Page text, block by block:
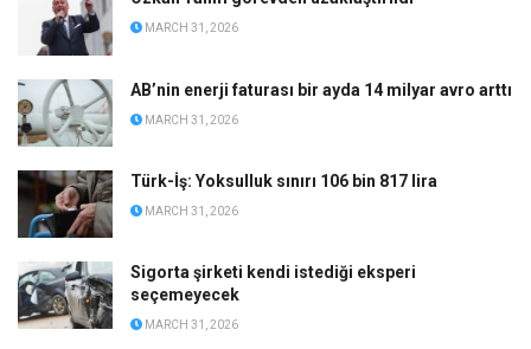
MARCH 31, 2026
AB’nin enerji faturası bir ayda 14 milyar avro arttı
MARCH 31, 2026
Türk-İş: Yoksulluk sınırı 106 bin 817 lira
MARCH 31, 2026
Sigorta şirketi kendi istediği eksperi
seçemeyecek
MARCH 31, 2026